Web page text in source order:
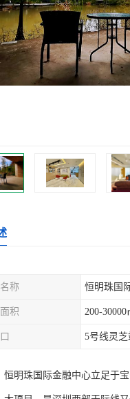
称 恒明珠国
积 200-30000
5号线灵芝
恒明珠国际金融中心立足于